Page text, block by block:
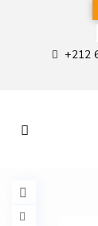
+212